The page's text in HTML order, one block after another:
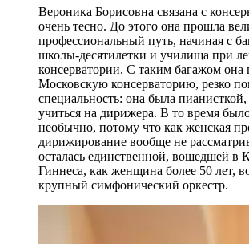
Вероника Борисовна связана с
очень тесно. До этого она прошла
профессиональный путь, начиная с
школы-десятилетки и училища при
консерватории. С таким багажом она
Московскую консерваторию, резко
специальность: она была
учиться на дирижера. В то время
необычно, потому что как женская
дирижирование вообще не
осталась единственной, вошедшей в
Гиннеса, как женщина более 50 лет,
крупный симфонический оркестр.